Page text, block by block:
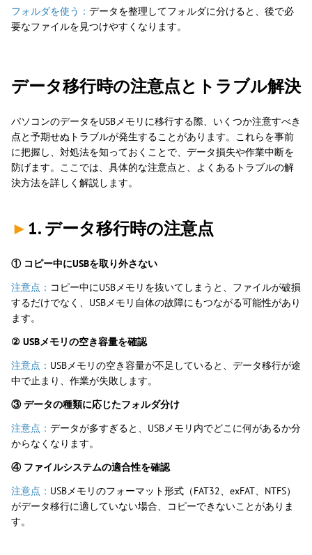
フォルダを使う： データを整理してフォルダに分けると、後で必
要なファイルを見つけやすくなります。
データ移行時の注意点とトラブル解決
パソコンのデータをUSBメモリに移行する際、いくつか注意すべき
点と予期せぬトラブルが発生することがあります。これらを事前
に把握し、対処法を知っておくことで、データ損失や作業中断を
防げます。ここでは、具体的な注意点と、よくあるトラブルの解
決方法を詳しく解説します。
►1. データ移行時の注意点
① コピー中にUSBを取り外さない
注意点： コピー中にUSBメモリを抜いてしまうと、ファイルが破損
するだけでなく、USBメモリ自体の故障にもつながる可能性があり
ます。
② USBメモリの空き容量を確認
注意点： USBメモリの空き容量が不足していると、データ移行が途
中で止まり、作業が失敗します。
③ データの種類に応じたフォルダ分け
注意点： データが多すぎると、USBメモリ内でどこに何があるか分
からなくなります。
④ ファイルシステムの適合性を確認
注意点： USBメモリのフォーマット形式（FAT32、exFAT、NTFS）
がデータ移行に適していない場合、コピーできないことがありま
す。